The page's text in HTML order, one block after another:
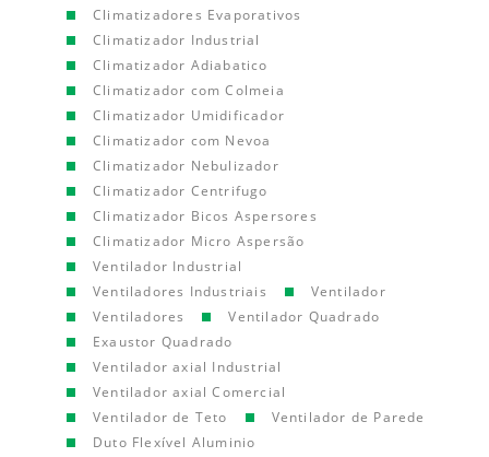
Climatizadores Evaporativos
Climatizador Industrial
Climatizador Adiabatico
Climatizador com Colmeia
Climatizador Umidificador
Climatizador com Nevoa
Climatizador Nebulizador
Climatizador Centrifugo
Climatizador Bicos Aspersores
Climatizador Micro Aspersão
Ventilador Industrial
Ventiladores Industriais
Ventilador
Ventiladores
Ventilador Quadrado
Exaustor Quadrado
Ventilador axial Industrial
Ventilador axial Comercial
Ventilador de Teto
Ventilador de Parede
Duto Flexível Aluminio